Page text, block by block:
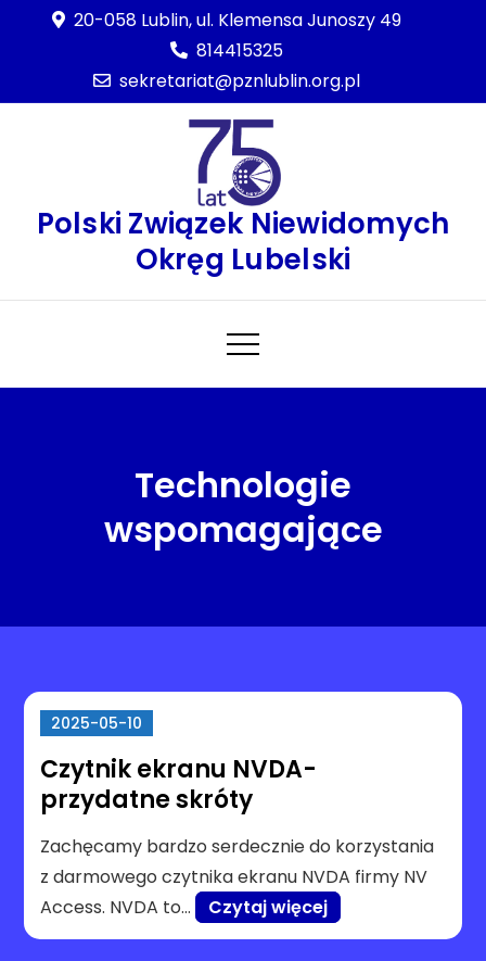
20-058 Lublin, ul. Klemensa Junoszy 49
814415325
sekretariat@pznlublin.org.pl
Polski Związek Niewidomych
Okręg Lubelski
Technologie
wspomagające
2025-05-10
Czytnik ekranu NVDA-
przydatne skróty
Zachęcamy bardzo serdecznie do korzystania
z darmowego czytnika ekranu NVDA firmy NV
Access. NVDA to…
Czytaj więcej